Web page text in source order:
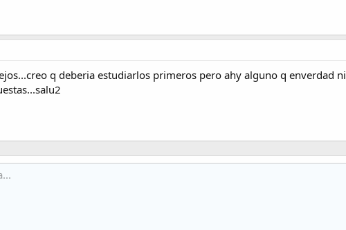
q deberia estudiarlos primeros pero ahy alguno q enverdad